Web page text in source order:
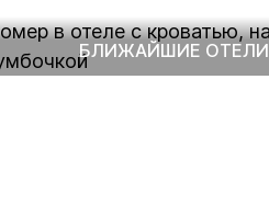
БЛИЖАЙШИЕ ОТЕЛИ